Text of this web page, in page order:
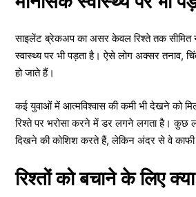
साइलेंट ब्रेकअप का असर केवल रिश्ते तक सीमित
स्वास्थ्य पर भी पड़ता है। ऐसे लोग अक्सर तनाव,
हो जाते हैं।
कई युवाओं में आत्मविश्वास की कमी भी देखने को
रिश्ते पर भरोसा करने में डर लगने लगता है। कुछ
दिखने की कोशिश करते हैं, लेकिन अंदर से वे काफी
रिश्तों को बचाने के लिए